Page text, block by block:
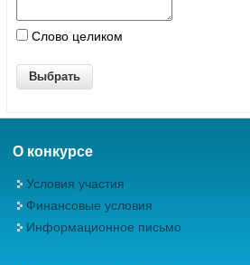
Слово целиком
О конкурсе
Условия участия
Финансовые условия
Информационное письмо